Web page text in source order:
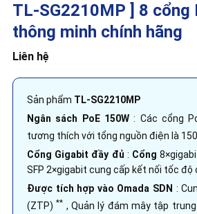
TL-SG2210MP ] 8 cổng
thông minh chính hãng
Liên hệ
Sản phẩm TL-SG2210MP
Ngân sách PoE 150W: Các cổng
tương thích với tổng nguồn điện là
Cổng Gigabit đầy đủ : Cổng
SFP 2×gigabit cung cấp kết nối tốc độ
Được tích hợp vào Omada SDN :
(ZTP)** , Quản lý đám mây tập